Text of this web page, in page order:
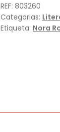
REF:803260
Categorias:
Etiqueta: Nora